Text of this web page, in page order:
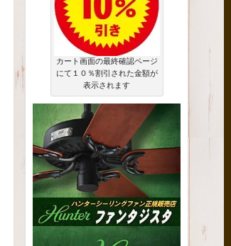
カート画面の最終確認ページ
にて１０％割引された金額が
表示されます